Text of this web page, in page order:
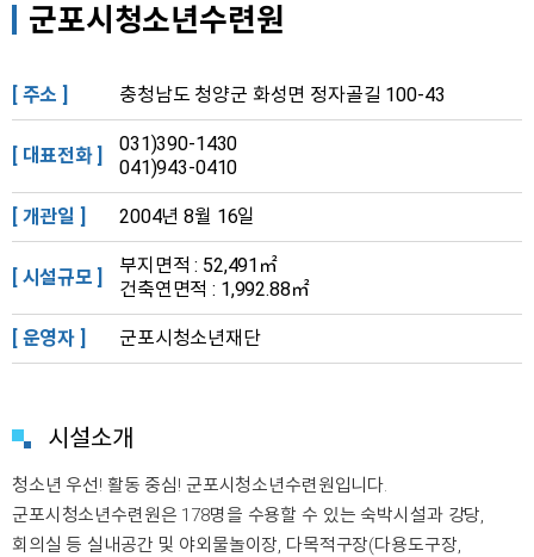
군포시청소년수련원
[ 주소 ] 충청남도 청양군 화성면 정자골길 100-43
[ 대표전화 ]
031)390-1430
041)943-0410
[ 개관일 ] 2004년 8월 16일
[ 시설규모 ]
부지면적 : 52,491㎡
건축연면적 : 1,992.88㎡
[ 운영자 ] 군포시청소년재단
시설소개
청소년 우선! 활동 중심! 군포시청소년수련원입니다.
군포시청소년수련원은 178명을 수용할 수 있는 숙박시설과 강당,
회의실 등 실내공간 및 야외물놀이장, 다목적구장(다용도구장,